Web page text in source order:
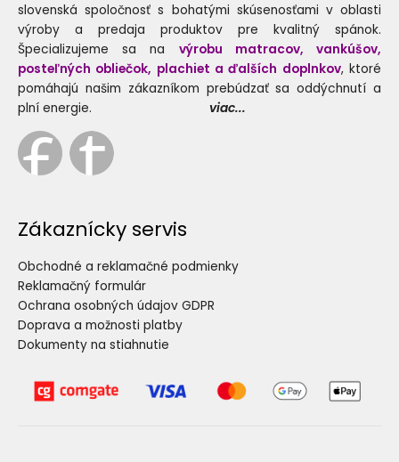
slovenská spoločnosť s bohatými skúsenosťami v oblasti
výroby a predaja produktov pre kvalitný spánok.
Špecializujeme sa na výrobu matracov, vankúšov,
posteľných obliečok, plachiet a ďalších doplnkov, ktoré
pomáhajú našim zákazníkom prebúdzať sa oddýchnutí a
plní energie. viac...
Zákaznícky servis
Obchodné a reklamačné podmienky
Reklamačný formulár
Ochrana osobných údajov GDPR
Doprava a možnosti platby
Dokumenty na stiahnutie